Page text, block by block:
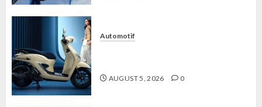
Automotif
AUGUST 5, 2026 0